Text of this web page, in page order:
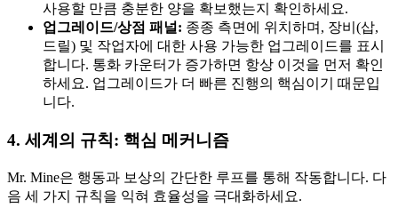
사용할 만큼 충분한 양을 확보했는지 확인하세요.
업그레이드/상점 패널: 종종 측면에 위치하며, 장비(삽,
드릴) 및 작업자에 대한 사용 가능한 업그레이드를 표시
합니다. 통화 카운터가 증가하면 항상 이것을 먼저 확인
하세요. 업그레이드가 더 빠른 진행의 핵심이기 때문입
니다.
4. 세계의 규칙: 핵심 메커니즘
Mr. Mine은 행동과 보상의 간단한 루프를 통해 작동합니다. 다
음 세 가지 규칙을 익혀 효율성을 극대화하세요.